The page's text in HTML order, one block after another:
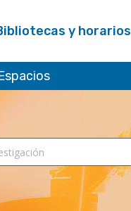
y horarios